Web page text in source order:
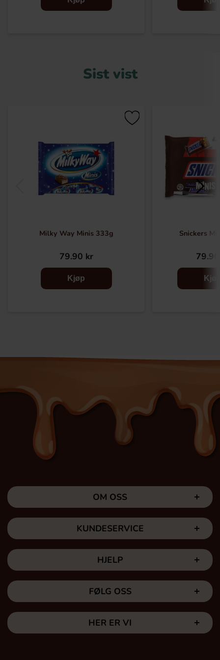
Sist vist
Milky Way Minis 333g
79.90 kr
Kjøp
Snickers
OM OSS
KUNDESERVICE
HJELP
FØLG OSS
HER ER VI